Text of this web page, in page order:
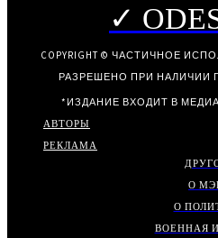
✓
COPYRIGHT © ЧАСТИЧНОЕ
РАЗРЕШЕНО ПРИ НАЛИЧИИ
*ИЗДАНИЕ ВХОДИТ В
АВТОРЫ
РЕКЛАМА
О
О
ВОЕННАЯ